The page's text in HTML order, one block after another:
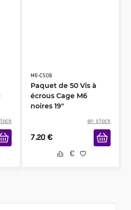
M6-C50B
Paquet de 50 Vis à
écrous Cage M6
noires 19"
en stock
7.20 €